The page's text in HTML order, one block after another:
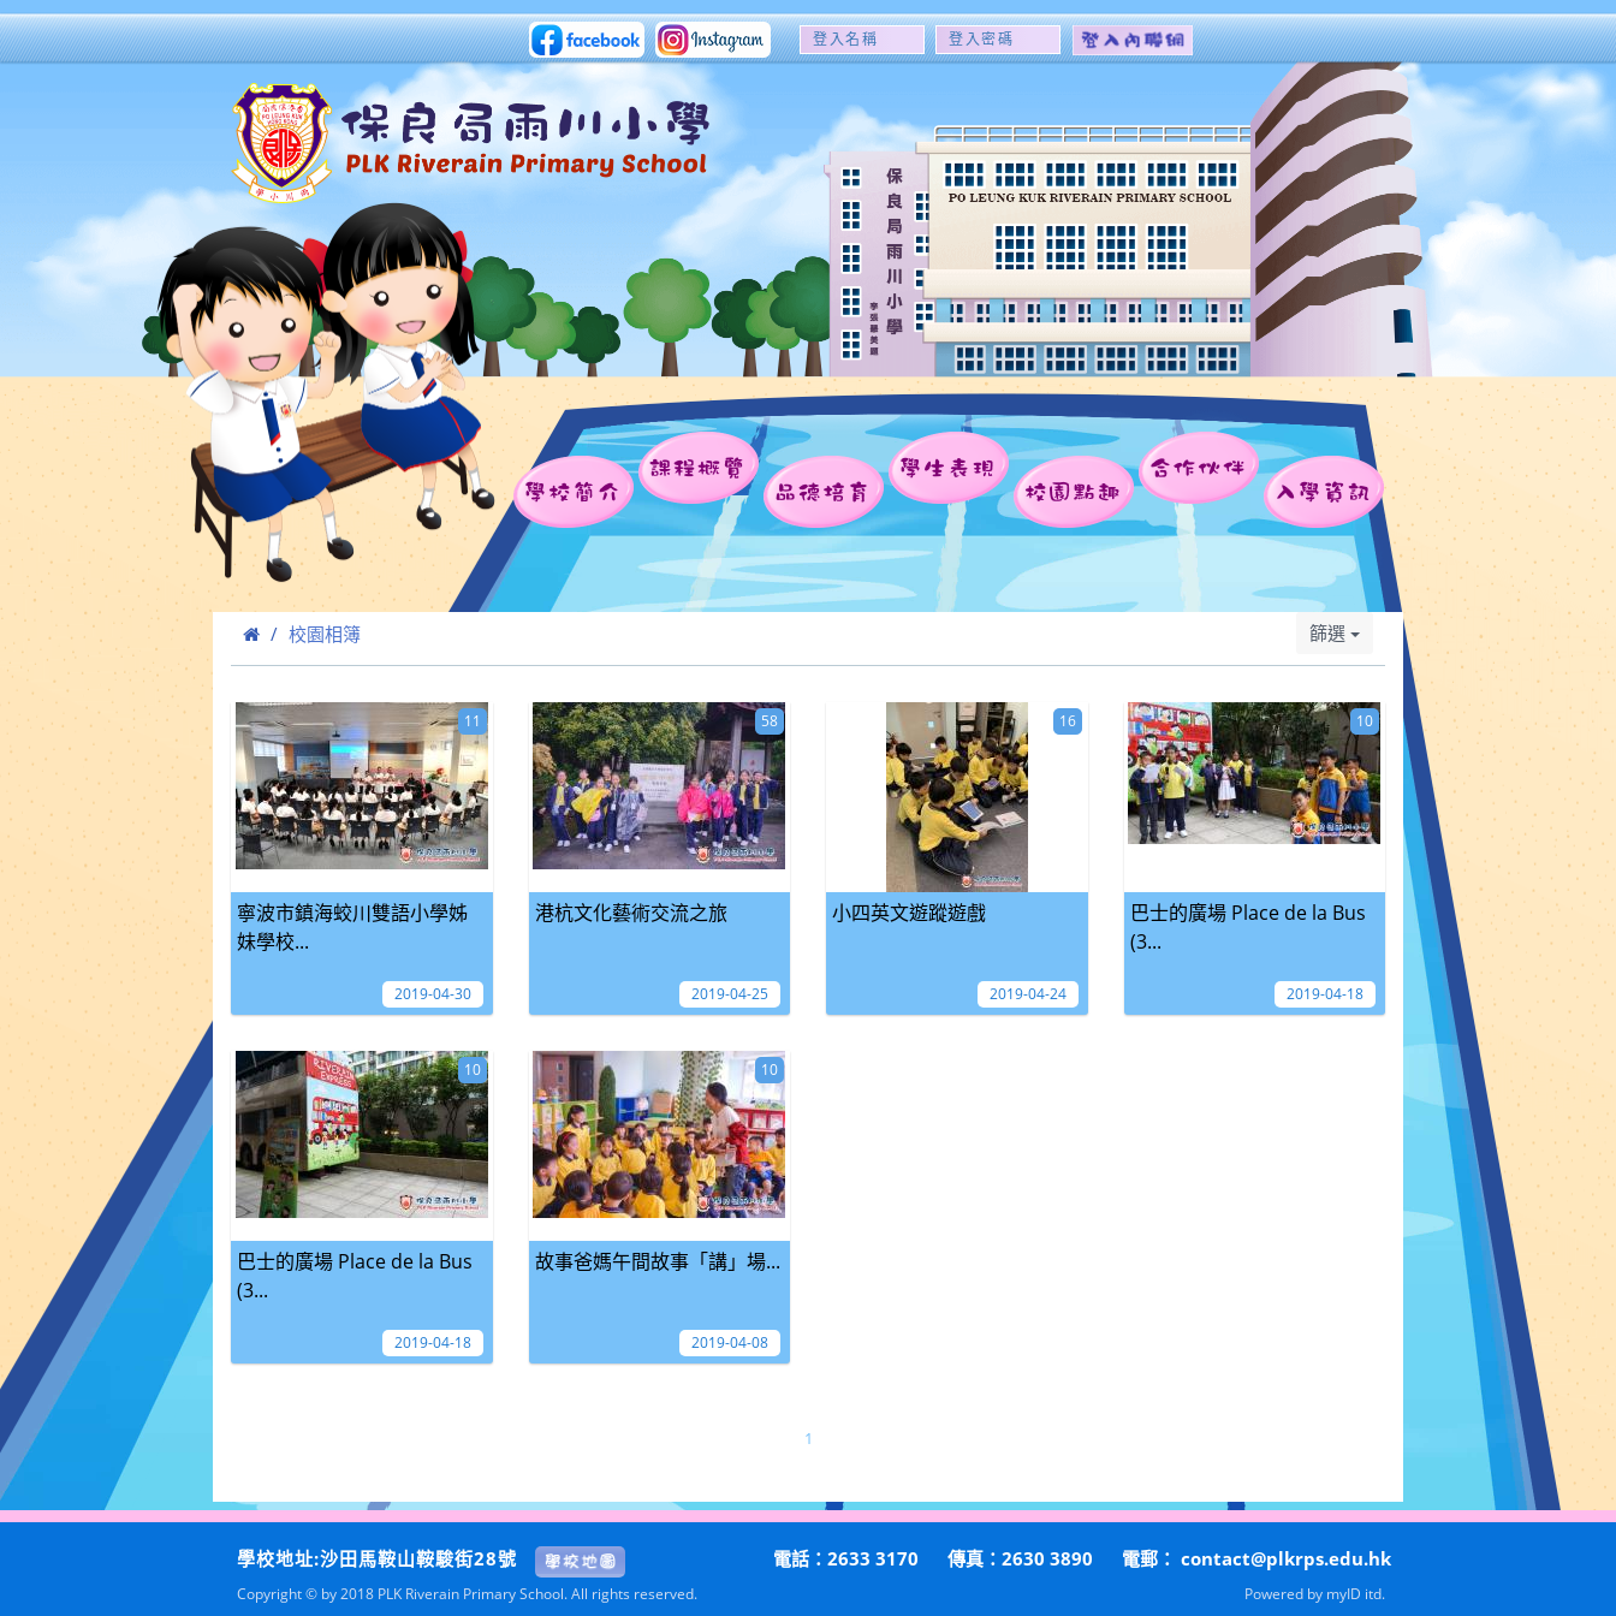
登
名
稱
登
密
碼
學校簡介
課程概覽
品德培育
學生表現
校園點趣
合作伙伴
入學資訊
校園相簿 篩選
寧波市鎮海蛟川雙語小學姊
妹學校...
11
2019-04-30
港杭文化藝術交流之旅
58
2019-04-25
小四英文遊蹤遊戲
16
2019-04-24
巴士的廣場 Place de la Bus
(3...
10
2019-04-18
巴士的廣場 Place de la Bus
(3...
10
2019-04-18
故事爸媽午間故事「講」場...
10
2019-04-08
1
學校地址:沙田馬鞍山鞍駿街28號 電話：2633 3170 傳真：2630 3890 電郵： contact@plkrps.edu.hk
Copyright © by 2018 PLK Riverain Primary School. All rights reserved. Powered by myID itd.